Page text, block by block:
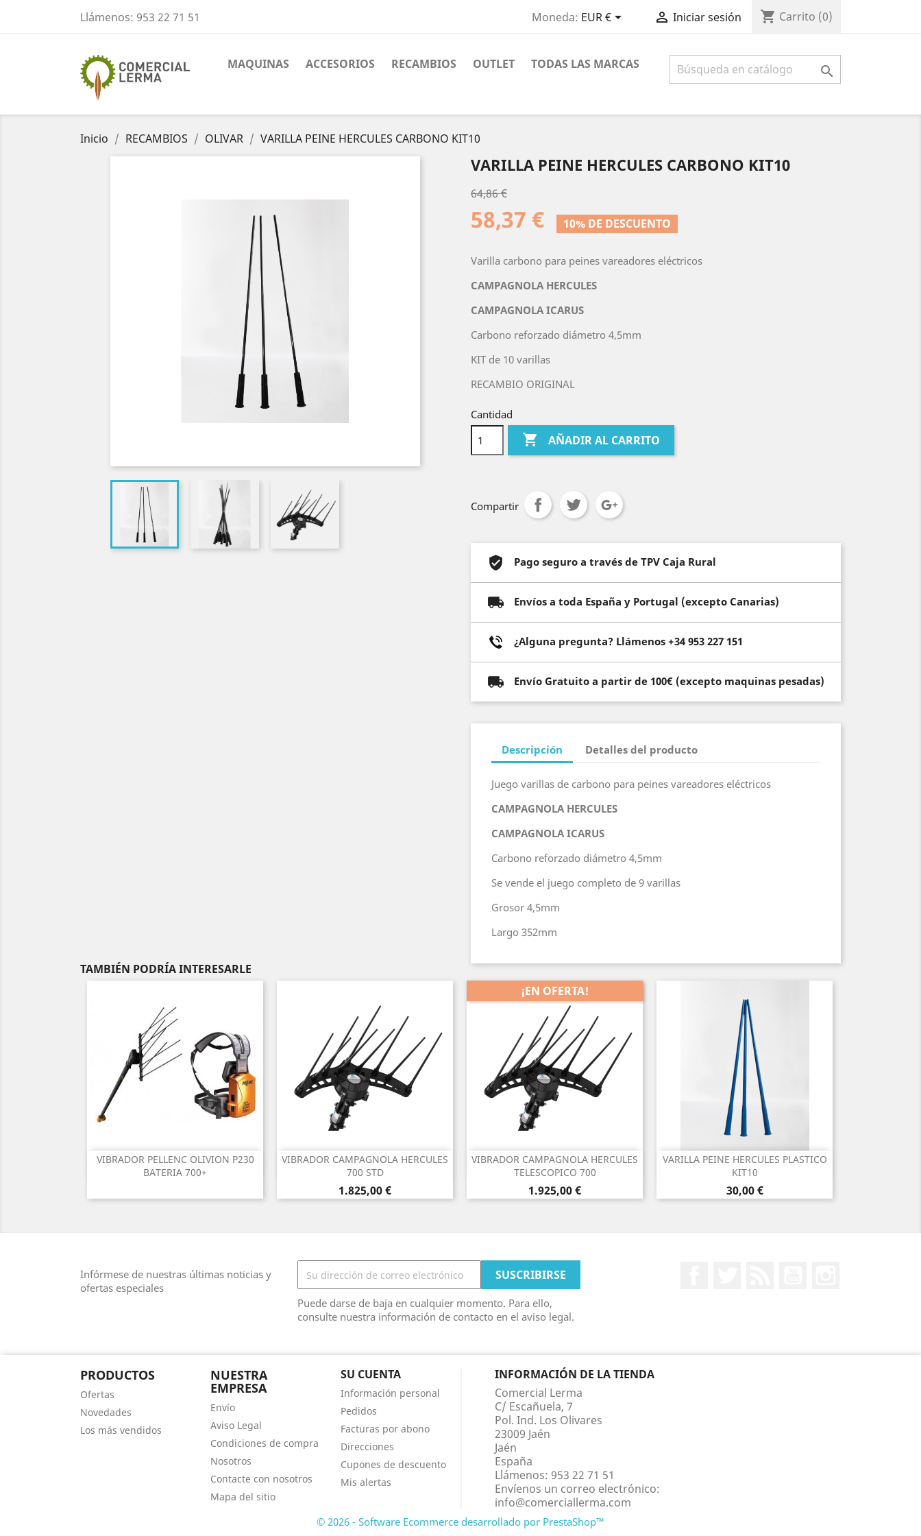
Llámenos: 953 22 71 51 Moneda: EUR €  Iniciar sesión shopping_cart Carrito (0)
MAQUINAS ACCESORIOS RECAMBIOS OUTLET TODAS LAS MARCAS 
Inicio RECAMBIOS OLIVAR VARILLA PEINE HERCULES CARBONO KIT10
VARILLA PEINE HERCULES CARBONO KIT10
64,86 €
58,37 € 10% DE DESCUENTO
Varilla carbono para peines vareadores eléctricos
CAMPAGNOLA HERCULES
CAMPAGNOLA ICARUS
Carbono reforzado diámetro 4,5mm
KIT de 10 varillas
RECAMBIO ORIGINAL
Cantidad
 AÑADIR AL CARRITO
Compartir
Pago seguro a través de TPV Caja Rural
Envíos a toda España y Portugal (excepto Canarias)
¿Alguna pregunta? Llámenos +34 953 227 151
Envío Gratuito a partir de 100€ (excepto maquinas pesadas)
Descripción Detalles del producto
Juego varillas de carbono para peines vareadores eléctricos
CAMPAGNOLA HERCULES
CAMPAGNOLA ICARUS
Carbono reforzado diámetro 4,5mm
Se vende el juego completo de 9 varillas
Grosor 4,5mm
Largo 352mm
TAMBIÉN PODRÍA INTERESARLE
VIBRADOR PELLENC OLIVION P230
BATERIA 700+
Vista rápida
VIBRADOR CAMPAGNOLA HERCULES
700 STD
Precio
1.825,00 €
Vista rápida
VIBRADOR CAMPAGNOLA HERCULES
TELESCOPICO 700
Precio
1.925,00 €
¡EN OFERTA!
Vista rápida
VARILLA PEINE HERCULES PLASTICO
KIT10
Precio
30,00 €
Vista rápida
Infórmese de nuestras últimas noticias y
ofertas especiales
Puede darse de baja en cualquier momento. Para ello,
consulte nuestra información de contacto en el aviso legal.
PRODUCTOS
Ofertas
Novedades
Los más vendidos
NUESTRA
EMPRESA
Envío
Aviso Legal
Condiciones de compra
Nosotros
Contacte con nosotros
Mapa del sitio
SU CUENTA
Información personal
Pedidos
Facturas por abono
Direcciones
Cupones de descuento
Mis alertas
INFORMACIÓN DE LA TIENDA
Comercial Lerma
C/ Escañuela, 7
Pol. Ind. Los Olivares
23009 Jaén
Jaén
España
Llámenos: 953 22 71 51
Envíenos un correo electrónico:
info@comerciallerma.com
© 2026 - Software Ecommerce desarrollado por PrestaShop™